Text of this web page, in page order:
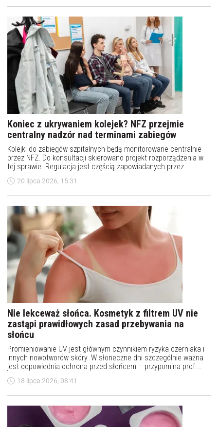
Koniec z ukrywaniem kolejek? NFZ przejmie
centralny nadzór nad terminami zabiegów
Kolejki do zabiegów szpitalnych będą monitorowane centralnie
przez NFZ. Do konsultacji skierowano projekt rozporządzenia w
tej sprawie. Regulacja jest częścią zapowiadanych przez
szefową MZ zmian w ochronie zdrowia.
20 lipca 2026, 15:31
Nie lekceważ słońca. Kosmetyk z filtrem UV nie
zastąpi prawidłowych zasad przebywania na
słońcu
Promieniowanie UV jest głównym czynnikiem ryzyka czerniaka i
innych nowotworów skóry. W słoneczne dni szczególnie ważna
jest odpowiednia ochrona przed słońcem – przypomina prof.
Piotr Rutkowski. Ekspert podkreśla, że właściwe nawyki mogą
znacząco zmniejszyć ryzyko zachorowania.
18 lipca 2026, 08:41